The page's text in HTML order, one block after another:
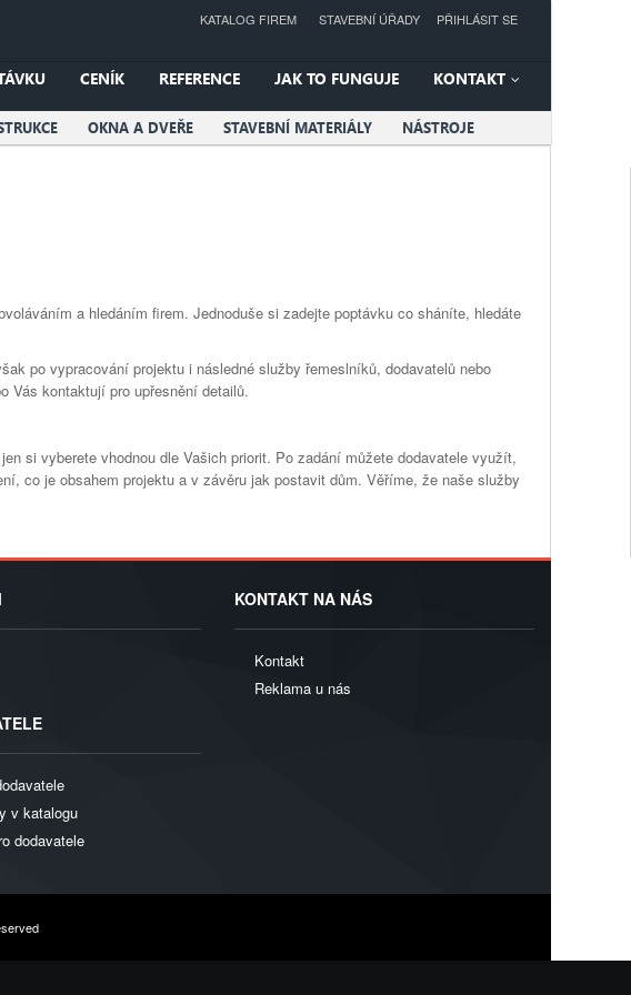
PŘIHLÁSIT SE
KATALOG FIREM STAVEBNÍ ÚŘADY
CENÍK REFERENCE JAK TO FUNGUJE KONTAKT
OKNA A DVEŘE STAVEBNÍ MATERIÁLY NÁSTROJE
a hledáním firem. Jednoduše si zadejte poptávku co sháníte, hledáte
po vypracování projektu i následné služby řemeslníků, dodavatelů nebo
Vás kontaktují pro upřesnění detailů.
si vyberete vhodnou dle Vašich priorit. Po zadání můžete dodavatele využít,
co je obsahem projektu a v závěru jak postavit dům. Věříme, že naše služby
v katalogu
dodavatele
KONTAKT NA NÁS
Kontakt
Reklama u nás